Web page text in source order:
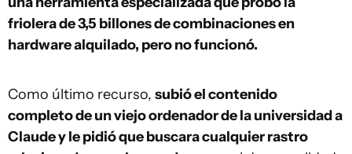
friolera de 3,5 billones de combinaciones en
hardware alquilado, pero no funcionó.
Como último recurso, subió el contenido
completo de un viejo ordenador de la universidad a
Claude y le pidió que buscara cualquier rastro